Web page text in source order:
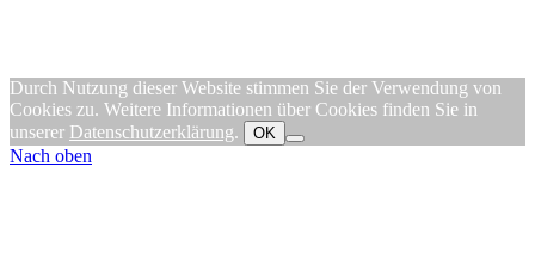
Durch Nutzung dieser Website stimmen Sie der Verwendung von
Cookies zu. Weitere Informationen über Cookies finden Sie in
unserer Datenschutzerklärung. OK
Nach oben